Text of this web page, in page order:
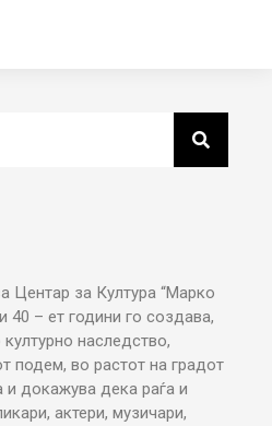
Центар за Култура “Марко
40 – ет години го создава,
наследство,
подем, во растот на градот
и докажува дека раѓа и
актери, музичари,